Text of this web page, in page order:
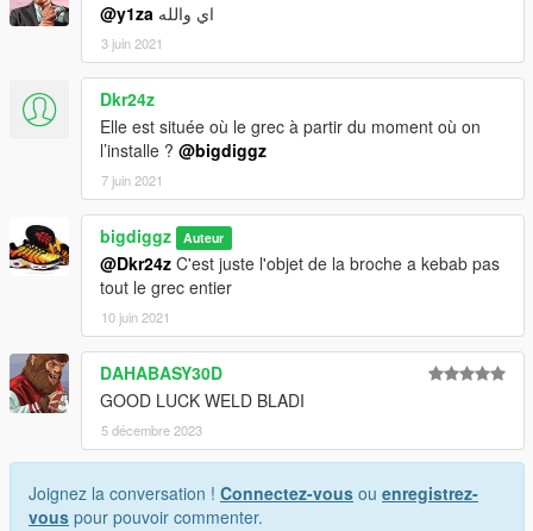
@y1za اي والله
3 juin 2021
Dkr24z
Elle est située où le grec à partir du moment où on
l’installe ? @bigdiggz
7 juin 2021
bigdiggz Auteur
@Dkr24z C'est juste l'objet de la broche a kebab pas
tout le grec entier
10 juin 2021
DAHABASY30D
GOOD LUCK WELD BLADI
5 décembre 2023
Joignez la conversation ! Connectez-vous ou enregistrez-
vous pour pouvoir commenter.